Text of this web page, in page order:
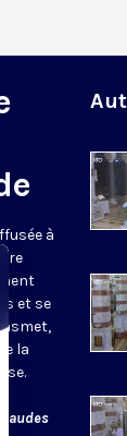
à
et se
la
laudes